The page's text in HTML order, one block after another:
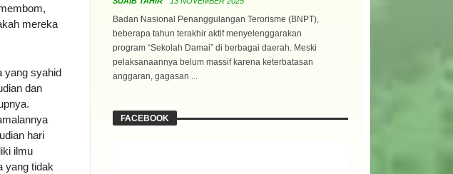
mereka
yang syahid
dan
hari
ilmu
yang tidak
Badan Nasional Penanggulangan Terorisme (BNPT),
beberapa tahun terakhir aktif menyelenggarakan
program “Sekolah Damai” di berbagai daerah. Meski
pelaksanaannya belum massif karena keterbatasan
anggaran, gagasan ...
FACEBOOK